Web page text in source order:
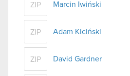
ZIP Marcin Iwiński
ZIP Adam Kiciński
ZIP David Gardner